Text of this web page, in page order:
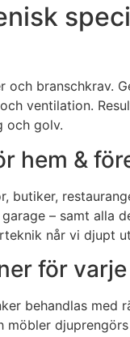
branschkrav.
ventilation.
och golv.
hem &
– samt alla
når vi djupt
för
behandlas